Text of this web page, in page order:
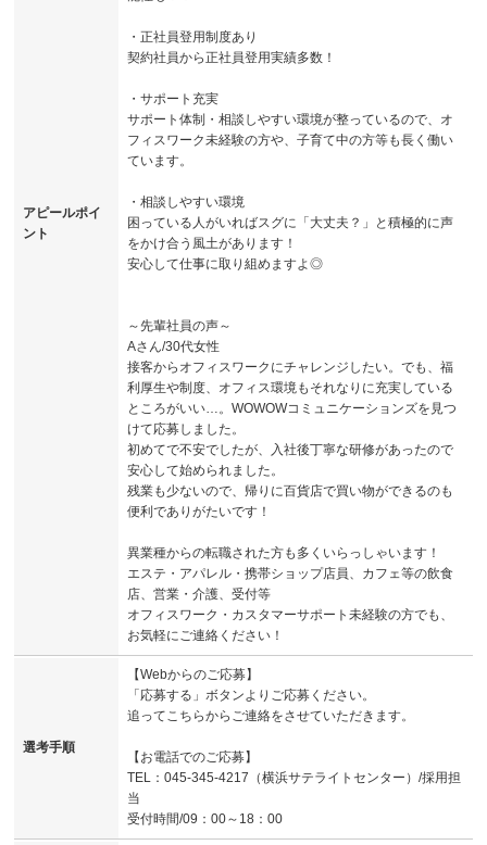
アピールポイ
ント
・正社員登用制度あり
契約社員から正社員登用実績多数！
・サポート充実
サポート体制・相談しやすい環境が整っているので、オ
フィスワーク未経験の方や、子育て中の方等も長く働い
ています。
・相談しやすい環境
困っている人がいればスグに「大丈夫？」と積極的に声
をかけ合う風土があります！
安心して仕事に取り組めますよ◎
～先輩社員の声～
Aさん/30代女性
接客からオフィスワークにチャレンジしたい。でも、福
利厚生や制度、オフィス環境もそれなりに充実している
ところがいい…。WOWOWコミュニケーションズを見つ
けて応募しました。
初めてで不安でしたが、入社後丁寧な研修があったので
安心して始められました。
残業も少ないので、帰りに百貨店で買い物ができるのも
便利でありがたいです！
異業種からの転職された方も多くいらっしゃいます！
エステ・アパレル・携帯ショップ店員、カフェ等の飲食
店、営業・介護、受付等
オフィスワーク・カスタマーサポート未経験の方でも、
お気軽にご連絡ください！
選考手順
【Webからのご応募】
「応募する」ボタンよりご応募ください。
追ってこちらからご連絡をさせていただきます。
【お電話でのご応募】
TEL：045-345-4217（横浜サテライトセンター）/採用担
当
受付時間/09：00～18：00